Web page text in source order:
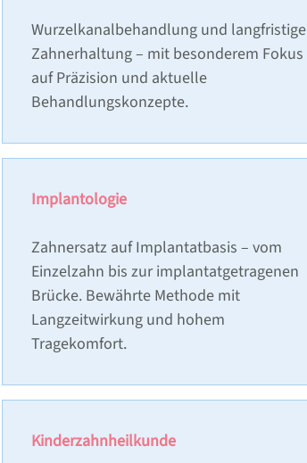
Wurzelkanalbehandlung und langfristige
Zahnerhaltung – mit besonderem Fokus
auf Präzision und aktuelle
Behandlungskonzepte.
Implantologie
Zahnersatz auf Implantatbasis – vom
Einzelzahn bis zur implantatgetragenen
Brücke. Bewährte Methode mit
Langzeitwirkung und hohem
Tragekomfort.
Kinderzahnheilkunde